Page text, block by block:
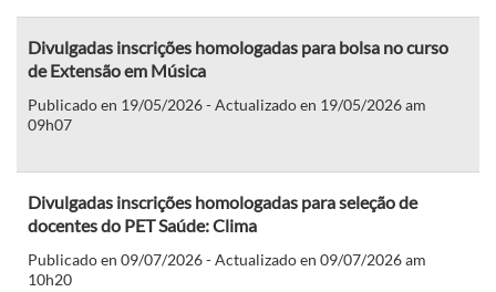
Divulgadas inscrições homologadas para bolsa no curso
de Extensão em Música
Publicado en 19/05/2026 - Actualizado en 19/05/2026 am
09h07
Divulgadas inscrições homologadas para seleção de
docentes do PET Saúde: Clima
Publicado en 09/07/2026 - Actualizado en 09/07/2026 am
10h20